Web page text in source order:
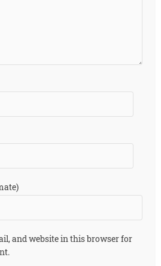
and website in this browser for